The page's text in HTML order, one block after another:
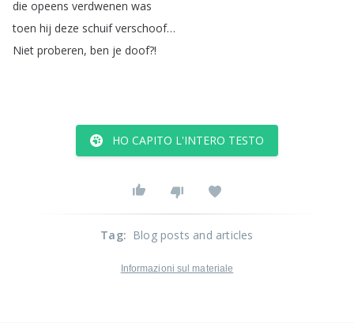
die opeens verdwenen was
toen hij deze schuif verschoof…
Niet proberen, ben je doof?!
HO CAPITO L'INTERO TESTO
Tag: Blog posts and articles
Informazioni sul materiale